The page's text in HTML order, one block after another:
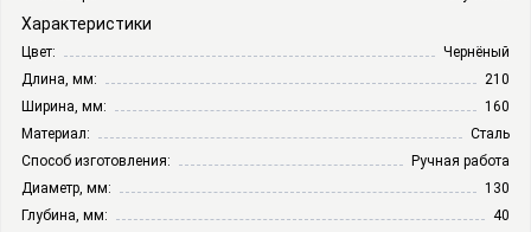
Характеристики
Цвет:
Чернёный
Длина, мм:
210
Ширина, мм:
160
Материал:
Сталь
Способ изготовления:
Ручная работа
Диаметр, мм:
130
Глубина, мм:
40